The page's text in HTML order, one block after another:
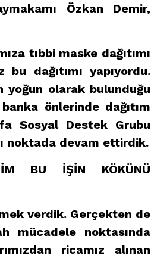
Özkan Demir,
tıbbi maske dağıtımı
dağıtımı yapıyordu.
yoğun olarak bulunduğu
önlerinde dağıtım
Sosyal Destek Grubu
noktada devam ettirdik.
BU İŞİN KÖKÜNÜ
verdik. Gerçekten de
mücadele noktasında
ricamız alınan